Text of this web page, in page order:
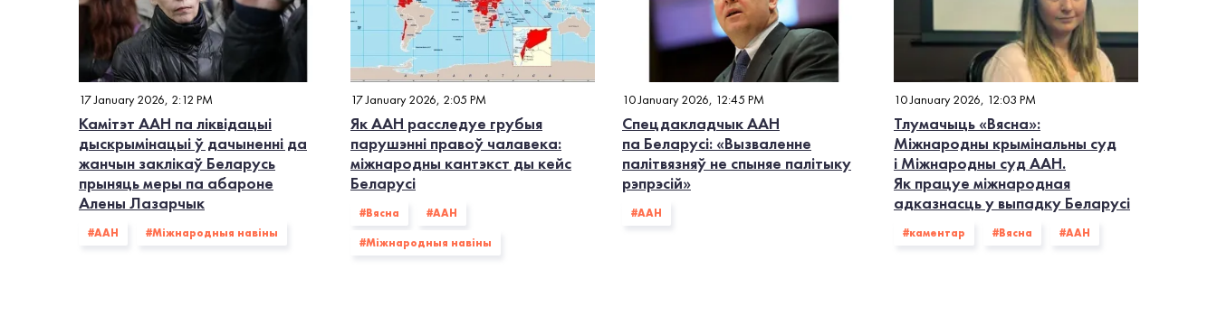
17 January 2026, 2:12 PM
Камітэт ААН па ліквідацыі
дыскрымінацыі ў дачыненні да
жанчын заклікаў Беларусь
прыняць меры па абароне
Алены Лазарчык
#ААН #Міжнародныя навіны
17 January 2026, 2:05 PM
Як ААН расследуе грубыя
парушэнні правоў чалавека:
міжнародны кантэкст ды кейс
Беларусі
#Вясна #ААН
#Міжнародныя навіны
10 January 2026, 12:45 PM
Спецдакладчык ААН
па Беларусі: «Вызваленне
палітвязняў не спыняе палітыку
рэпрэсій»
#ААН
10 January 2026, 12:03 PM
Тлумачыць «Вясна»:
Міжнародны крымінальны суд
і Міжнародны суд ААН.
Як працуе міжнародная
адказнасць у выпадку Беларусі
#каментар #Вясна #ААН